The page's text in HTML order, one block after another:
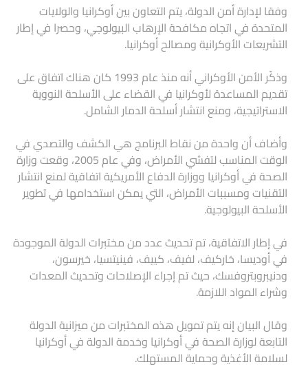
وفقا لإدارة أمن الدولة، يتم التعاون بين أوكرانيا والولايات
المتحدة في اتجاه مكافحة الإرهاب البيولوجي، وحصرا في إطار
التشريعات الأوكرانية ومصالح أوكرانيا.
وذكّر الأمن الأوكراني أنه منذ عام 1993 كان هناك اتفاق على
تقديم المساعدة لأوكرانيا في القضاء على الأسلحة النووية
الاستراتيجية، ومنع انتشار أسلحة الدمار الشامل.
وأضاف أن واحدة من نقاط البرنامج هي الكشف والتصدي في
الوقت المناسب لتفشي الأمراض، وفي عام 2005، وقعت وزارة
الصحة في أوكرانيا ووزارة الدفاع الأمريكية اتفاقية لمنع انتشار
التقنيات ومسببات الأمراض، التي يمكن استخدامها في تطوير
الأسلحة البيولوجية.
في إطار الاتفاقية، تم تحديث عدد من مختبرات الدولة الموجودة
في أوديسا، خاركيف، لفيف، كييف، فينيتسيا، خيرسون،
ودنيبروبتروفسك، حيث تم إجراء الإصلاحات وتحديث المعدات
وشراء المواد اللازمة.
وقال البيان إنه يتم تمويل هذه المختبرات من ميزانية الدولة
التابعة لوزارة الصحة في أوكرانيا وخدمة الدولة في أوكرانيا
لسلامة الأغذية وحماية المستهلك.